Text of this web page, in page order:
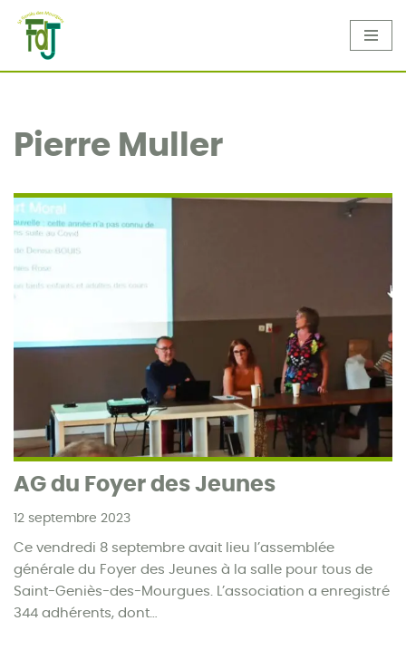
Aller
au
Pierre Muller
AG du Foyer des Jeunes
12 septembre 2023
Ce vendredi 8 septembre avait lieu l’assemblée
générale du Foyer des Jeunes à la salle pour tous de
Saint-Geniès-des-Mourgues. L’association a enregistré
344 adhérents, dont…